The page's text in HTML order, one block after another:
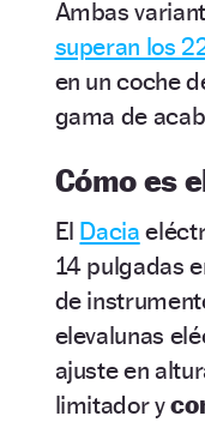
Ambas
superan los
en un coche
gama de
Cómo es
El Dacia
14 pulgadas
de
elevalunas
ajuste en
limitador y